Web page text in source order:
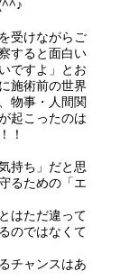
受けながらご
すると面白い
ですよ」とお
施術前の世界
物事・人間関
起こったのは
！
持ち」だと思
るための「エ
はただ違って
のではなくて
チャンスはあ